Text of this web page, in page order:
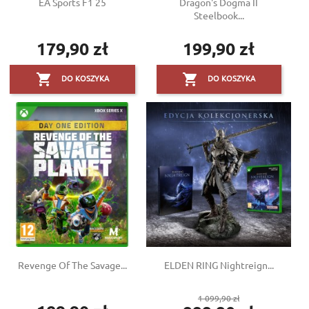
Cena
179,90 zł
 DO KOSZYKA
Steelbook...
Cena
199,90 zł
 DO KOSZYKA
Revenge Of The Savage... ELDEN RING Nightreign...
Cena
1 099,90 zł